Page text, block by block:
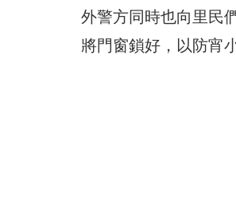
外警方同時也向里民
將門窗鎖好，以防宵